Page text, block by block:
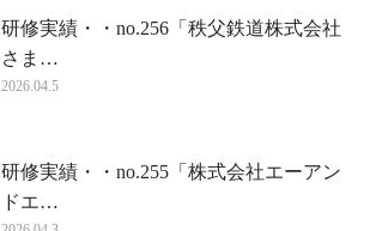
研修実績・・no.256「秩父鉄道株式会社
さま…
2026.04.5
研修実績・・no.255「株式会社エーアン
ドエ…